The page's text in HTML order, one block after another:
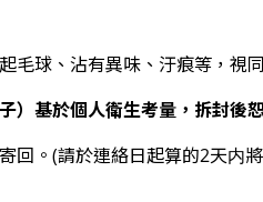
球、沾有異味、汙痕等，視同
）基於個人衛生考量，拆封後
。(請於連絡日起算的2天内